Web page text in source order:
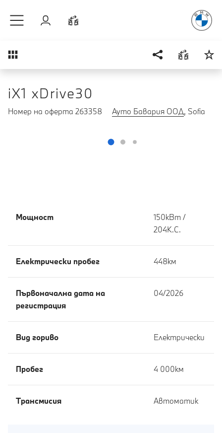
Вход
Преглед
iX1 xDrive30
Номер на оферта 263358 Ауто Бавария ООД, Sofia
Мощност
150кВт /
204К.С.
Eлектрически пробег 448км
Първоначална дата на
регистрация
04/2026
Вид гориво Електрически
Пробег 4 000км
Tрансмисия Автоматик